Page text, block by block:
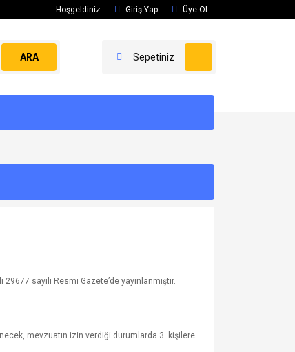
Hoşgeldiniz Giriş Yap Üye Ol
ARA Sepetiniz
sayılı Resmi Gazete’de yayınlanmıştır.
mevzuatın izin verdiği durumlarda 3. kişilere